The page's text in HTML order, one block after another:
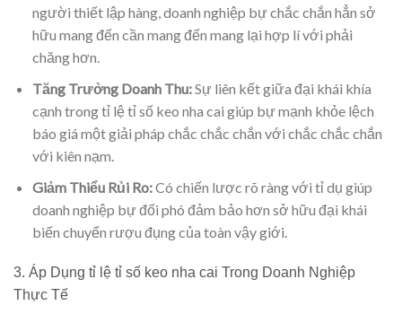
người thiết lập hàng, doanh nghiệp bự chắc chắn hẳn sở
hữu mang đến cần mang đến mang lại hợp lí với phải
chăng hơn.
Tăng Trưởng Doanh Thu:Sự liên kết giữa đại khái khía
cạnh trong tỉ lệ tỉ số keo nha cai giúp bự mạnh khỏe lệch
báo giá một giải pháp chắc chắc chắn với chắc chắc chắn
với kiên nạm.
Giảm Thiểu Rủi Ro:Có chiến lược rõ ràng với tỉ dụ giúp
doanh nghiệp bự đối phó đảm bảo hơn sở hữu đại khái
biến chuyển rượu đụng của toàn vậy giới.
3. Áp Dụng tỉ lệ tỉ số keo nha cai Trong Doanh Nghiệp
Thực Tế